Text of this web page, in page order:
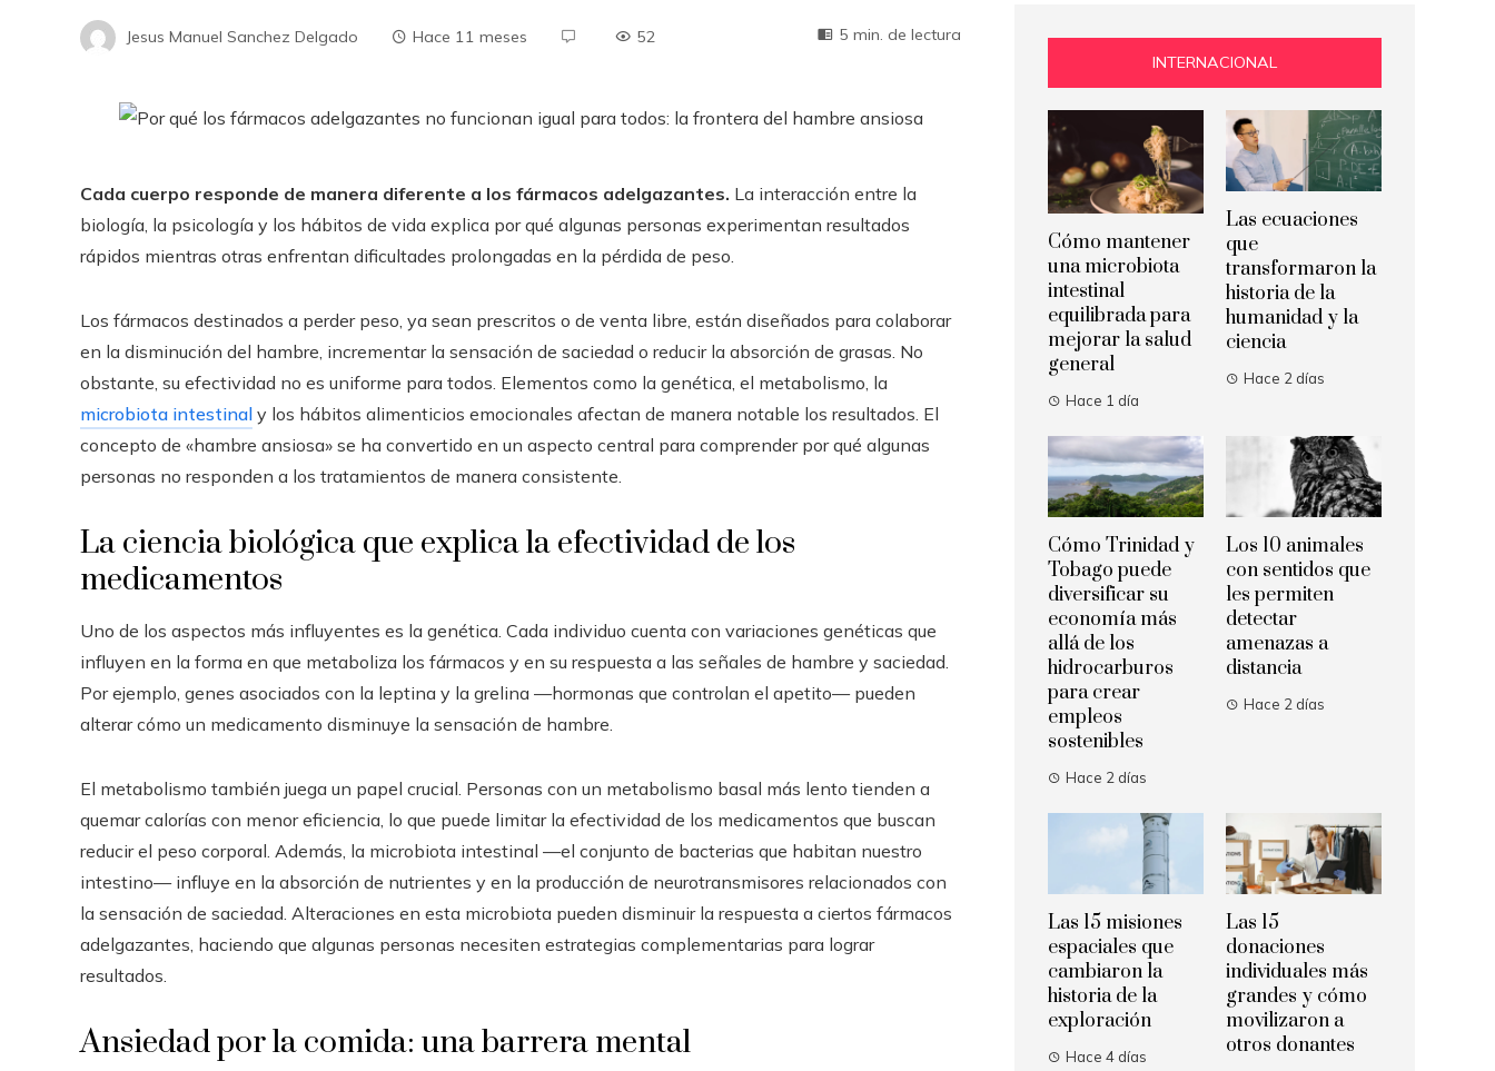
Jesus Manuel Sanchez Delgado Hace 11 meses 52 5 min. de lectura
Cada cuerpo responde de manera diferente a los fármacos adelgazantes. La interacción entre la
biología, la psicología y los hábitos de vida explica por qué algunas personas experimentan resultados
rápidos mientras otras enfrentan dificultades prolongadas en la pérdida de peso.
Los fármacos destinados a perder peso, ya sean prescritos o de venta libre, están diseñados para colaborar
en la disminución del hambre, incrementar la sensación de saciedad o reducir la absorción de grasas. No
obstante, su efectividad no es uniforme para todos. Elementos como la genética, el metabolismo, la
microbiota intestinal y los hábitos alimenticios emocionales afectan de manera notable los resultados. El
concepto de «hambre ansiosa» se ha convertido en un aspecto central para comprender por qué algunas
personas no responden a los tratamientos de manera consistente.
La ciencia biológica que explica la efectividad de los
medicamentos
Uno de los aspectos más influyentes es la genética. Cada individuo cuenta con variaciones genéticas que
influyen en la forma en que metaboliza los fármacos y en su respuesta a las señales de hambre y saciedad.
Por ejemplo, genes asociados con la leptina y la grelina —hormonas que controlan el apetito— pueden
alterar cómo un medicamento disminuye la sensación de hambre.
El metabolismo también juega un papel crucial. Personas con un metabolismo basal más lento tienden a
quemar calorías con menor eficiencia, lo que puede limitar la efectividad de los medicamentos que buscan
reducir el peso corporal. Además, la microbiota intestinal —el conjunto de bacterias que habitan nuestro
intestino— influye en la absorción de nutrientes y en la producción de neurotransmisores relacionados con
la sensación de saciedad. Alteraciones en esta microbiota pueden disminuir la respuesta a ciertos fármacos
adelgazantes, haciendo que algunas personas necesiten estrategias complementarias para lograr
resultados.
Ansiedad por la comida: una barrera mental
INTERNACIONAL
Cómo mantener
una microbiota
intestinal
equilibrada para
mejorar la salud
general
Hace 1 día
Las ecuaciones
que
transformaron la
historia de la
humanidad y la
ciencia
Hace 2 días
Cómo Trinidad y
Tobago puede
diversificar su
economía más
allá de los
hidrocarburos
para crear
empleos
sostenibles
Hace 2 días
Los 10 animales
con sentidos que
les permiten
detectar
amenazas a
distancia
Hace 2 días
Las 15 misiones
espaciales que
cambiaron la
historia de la
exploración
Hace 4 días
Las 15
donaciones
individuales más
grandes y cómo
movilizaron a
otros donantes